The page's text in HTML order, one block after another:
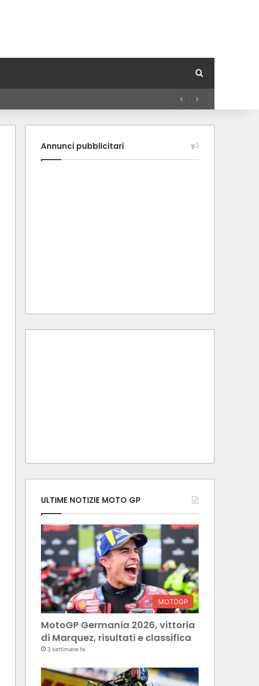
Cerca per
Annunci pubblicitari
ULTIME NOTIZIE MOTO GP
MOTOGP
MotoGP Germania 2026, vittoria
di Marquez, risultati e classifica
3 settimane fa